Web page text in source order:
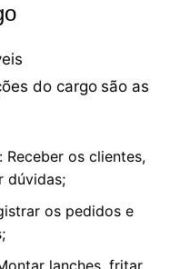
do cargo são as
os clientes,
dúvidas;
os pedidos e